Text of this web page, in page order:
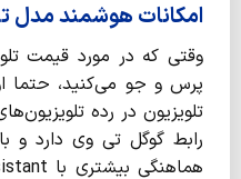
امکانات هوشمند مدل
پرس و جو می‌­کنید، حتما
تلویزیون در رده
رابط گوگل تی وی دارد